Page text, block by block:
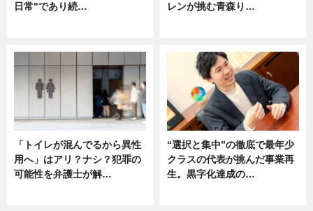
日常"であり続…
レンが挑む青森り…
「トイレが混んでるから異性
用へ」はアリ？ナシ？犯罪の
可能性を弁護士が解…
“選択と集中”の徹底で最年少
クラスの代表が挑んだ事業再
生。黒字化達成の…